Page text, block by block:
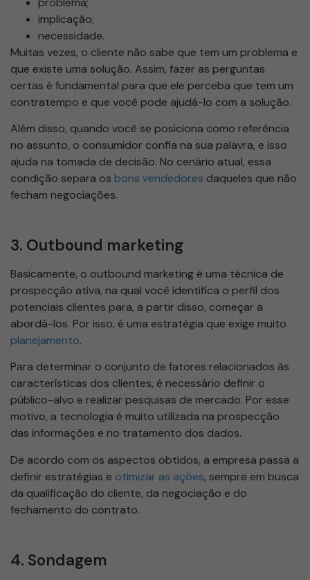
implicação;
necessidade.
Muitas vezes, o cliente não sabe que tem um problema e
que existe uma solução. Assim, fazer as perguntas
certas é fundamental para que ele perceba que tem um
contratempo e que você pode ajudá-lo com a solução.
Além disso, quando você se posiciona como referência
no assunto, o consumidor confia na sua palavra, e isso
ajuda na tomada de decisão. No cenário atual, essa
condição separa os bons vendedores daqueles que não
fecham negociações.
3. Outbound marketing
Basicamente, o outbound marketing é uma técnica de
prospecção ativa, na qual você identifica o perfil dos
potenciais clientes para, a partir disso, começar a
abordá-los. Por isso, é uma estratégia que exige muito
planejamento.
Para determinar o conjunto de fatores relacionados às
características dos clientes, é necessário definir o
público-alvo e realizar pesquisas de mercado. Por esse
motivo, a tecnologia é muito utilizada na prospecção
das informações e no tratamento dos dados.
De acordo com os aspectos obtidos, a empresa passa a
definir estratégias e otimizar as ações, sempre em busca
da qualificação do cliente, da negociação e do
fechamento do contrato.
4. Sondagem